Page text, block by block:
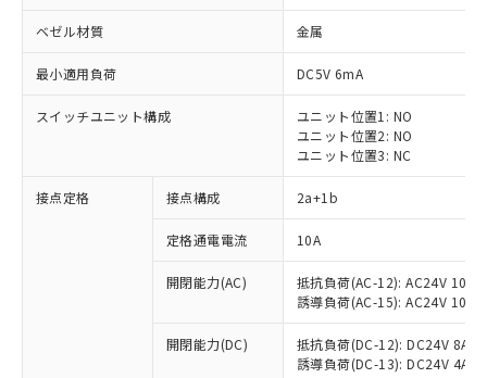
ベゼル材質 金属
最小適用負荷 DC5V 6mA
スイッチユニット構成
ユニット位置1: NO
ユニット位置2: NO
ユニット位置3: NC
接点定格 接点構成 2a+1b
定格通電電流 10A
開閉能力(AC)
抵抗負荷(AC-12): AC24V 10A/
誘導負荷(AC-15): AC24V
開閉能力(DC)
抵抗負荷(DC-12): DC24V 8A/
誘導負荷(DC-13): DC24V 4A/
ご利用条件
対応済み：EU RoHS指令（10物質）の
非含有に対応した製品が提供可能な商品で
有に対応した製品に切り替える予定のある